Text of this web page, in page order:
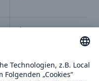
%
%